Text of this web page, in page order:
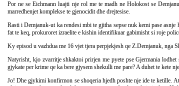
Por ne se Eichmann luajti nje rol me te madh ne Holokost se
marredhenjet komplekse te gjenocidit dhe drejtesise.
Rasti i Demjanuk-ut ka rendesi mbi te gjitha sepse nuk kemi pase
fat te keq, prokuroret izraelite e kishin identifikuar gabimisht si roje
Ky episod u vazhdua me 16 vjet tjera perpjekjesh qe Z.Demjanuk, nga
Natyrisht, kjo zvarritje shkaktoi prirjen me pyete pse Gjermania
gjykate per krime qe ka bere gjysem shekulli me pare? A duhet te kete
Jo! Dhe gjykimi konfirmon se shoqeria hjedh poshte nje ide te ketille.